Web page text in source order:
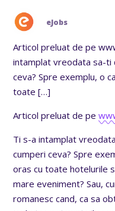
eJobs
Articol preluat de pe
intamplat vreodata sa-
ceva? Spre exemplu, o
toate […]
Articol preluat de pe
Ti s-a intamplat
cumperi ceva? Spre
oras cu toate hotelurile
mare eveniment? Sau,
romanesc cand, ca sa